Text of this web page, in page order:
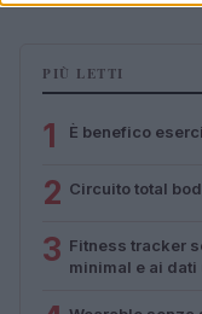
PIÙ LETTI
1 È benefico
2 Circuito total
3 Fitness tracker
minimal e ai dati